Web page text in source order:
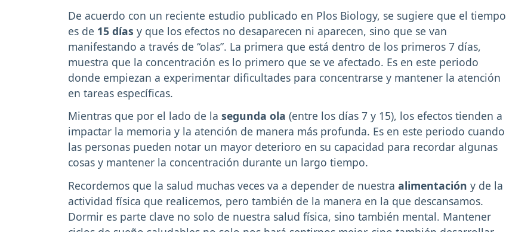
De acuerdo con un reciente estudio publicado en Plos Biology, se sugiere que el tiempo
es de 15 días y que los efectos no desaparecen ni aparecen, sino que se van
manifestando a través de “olas”. La primera que está dentro de los primeros 7 días,
muestra que la concentración es lo primero que se ve afectado. Es en este periodo
donde empiezan a experimentar dificultades para concentrarse y mantener la atención
en tareas específicas.
Mientras que por el lado de la segunda ola (entre los días 7 y 15), los efectos tienden a
impactar la memoria y la atención de manera más profunda. Es en este periodo cuando
las personas pueden notar un mayor deterioro en su capacidad para recordar algunas
cosas y mantener la concentración durante un largo tiempo.
Recordemos que la salud muchas veces va a depender de nuestra alimentación y de la
actividad física que realicemos, pero también de la manera en la que descansamos.
Dormir es parte clave no solo de nuestra salud física, sino también mental. Mantener